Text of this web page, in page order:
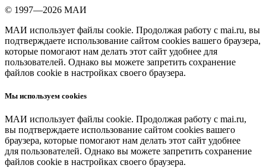
© 1997—2026 МАИ
МАИ использует файлы cookie. Продолжая работу с mai.ru, вы
подтверждаете использование сайтом cookies вашего браузера,
которые помогают нам делать этот сайт удобнее для
пользователей. Однако вы можете запретить сохранение
файлов cookie в настройках своего браузера.
Мы используем cookies
МАИ использует файлы cookie. Продолжая работу с mai.ru,
вы подтверждаете использование сайтом cookies вашего
браузера, которые помогают нам делать этот сайт удобнее
для пользователей. Однако вы можете запретить сохранение
файлов cookie в настройках своего браузера.